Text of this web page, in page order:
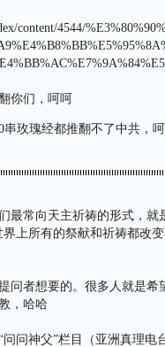
content/4544/
你们，呵呵
串玫瑰经都推翻不了中共，
最常向天主祈祷的形式，
上所有的祭献和祈祷都改
问者想要的。很多人就是
，哈哈
问神父”栏目（亚洲真理